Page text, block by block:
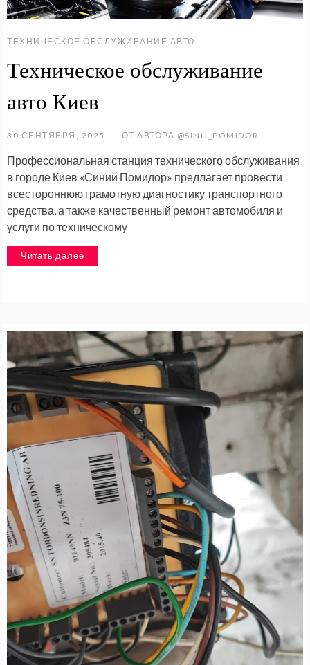
ТЕХНИЧЕСКОЕ ОБСЛУЖИВАНИЕ АВТО
Техническое обслуживание
авто Киев
30 СЕНТЯБРЯ, 2025 ОТ АВТОРА @SINIJ_POMIDOR
Профессиональная станция технического обслуживания
в городе Киев «Синий Помидор» предлагает провести
всестороннюю грамотную диагностику транспортного
средства, а также качественный ремонт автомобиля и
услуги по техническому
Читать далее